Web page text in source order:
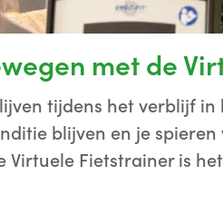
met de
tijdens het verblijf
blijven en je
Virtuele Fietstrainer is